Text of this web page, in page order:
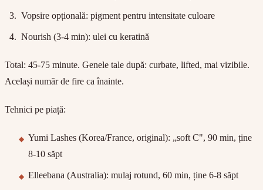
Vopsire opțională: pigment pentru intensitate culoare
Nourish (3-4 min): ulei cu keratină
Total: 45-75 minute. Genele tale după: curbate, lifted, mai vizibile.
Același număr de fire ca înainte.
Tehnici pe piață:
Yumi Lashes (Korea/France, original): „soft C", 90 min, ține
8-10 săpt
Elleebana (Australia): mulaj rotund, 60 min, ține 6-8 săpt